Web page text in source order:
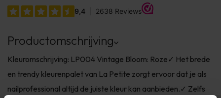
Productomschrijving
Kleuromschrijving: LP004 Vintage Bloom: Roze✓ Het brede
en trendy kleurenpalet van La Petite zorgt ervoor dat je als
nailprofessional altijd de juiste kleur kan aanbieden.⁠✓ Zelfs